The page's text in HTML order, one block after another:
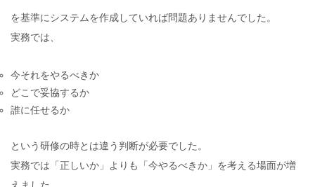
を基準にシステムを作成していれば問題ありませんでした。
実務では、
今それをやるべきか
どこで妥協するか
誰に任せるか
という研修の時とは違う判断が必要でした。
実務では「正しいか」よりも「今やるべきか」を考える場面が増